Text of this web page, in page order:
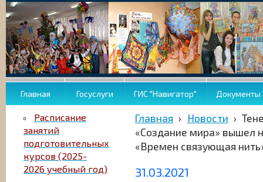
Главная Госуслуги ГИС "Навигатор" Документы
Расписание
занятий
подготовительных
курсов (2025-
2026 учебный год)
Главная › Новости ›
«Создание мира» вышел
«Времен связующая
31.03.2021